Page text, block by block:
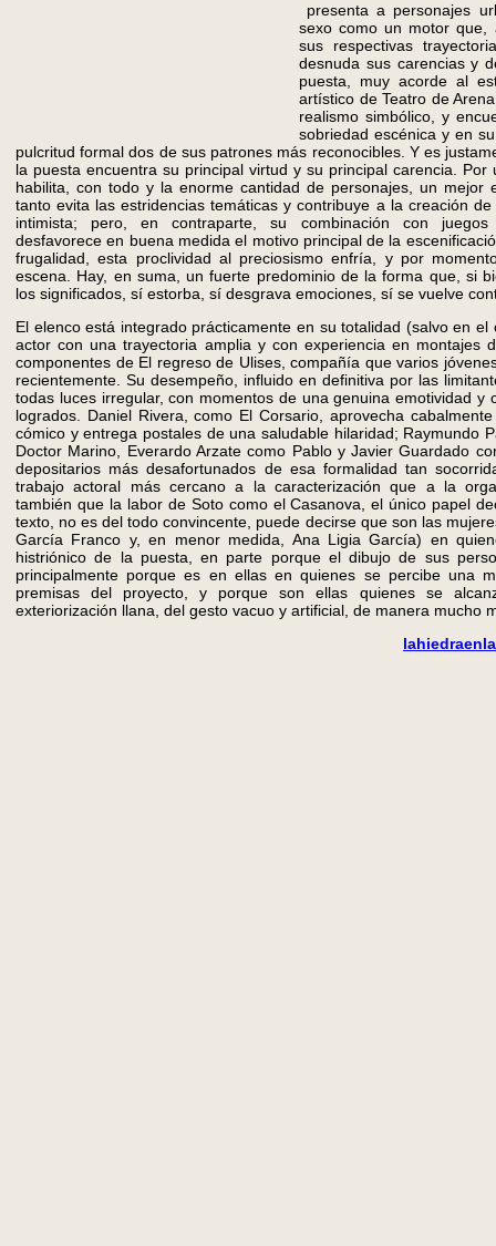
presenta a personajes
sexo como un motor
sus respectivas
desnuda sus carencias y
puesta, muy acorde al
artístico de Teatro de
realismo simbólico, y
sobriedad escénica y en
pulcritud formal dos de sus patrones más reconocibles. Y es
la puesta encuentra su principal virtud y su principal carencia. Por
habilita, con todo y la enorme cantidad de personajes, un mejor
tanto evita las estridencias temáticas y contribuye a la creación
intimista; pero, en contraparte, su combinación con
desfavorece en buena medida el motivo principal de la
frugalidad, esta proclividad al preciosismo enfría, y por
escena. Hay, en suma, un fuerte predominio de la forma que, si
los significados, sí estorba, sí desgrava emociones, sí se vuelve
El elenco está integrado prácticamente en su totalidad (salvo en
actor con una trayectoria amplia y con experiencia en montajes
componentes de El regreso de Ulises, compañía que varios
recientemente. Su desempeño, influido en definitiva por las
todas luces irregular, con momentos de una genuina emotividad y
logrados. Daniel Rivera, como El Corsario, aprovecha
cómico y entrega postales de una saludable hilaridad; Raymundo
Doctor Marino, Everardo Arzate como Pablo y Javier Guardado
depositarios más desafortunados de esa formalidad tan
trabajo actoral más cercano a la caracterización que a la
también que la labor de Soto como el Casanova, el único papel
texto, no es del todo convincente, puede decirse que son las
García Franco y, en menor medida, Ana Ligia García) en
histriónico de la puesta, en parte porque el dibujo de sus
principalmente porque es en ellas en quienes se percibe una
premisas del proyecto, y porque son ellas quienes se
exteriorización llana, del gesto vacuo y artificial, de manera mucho